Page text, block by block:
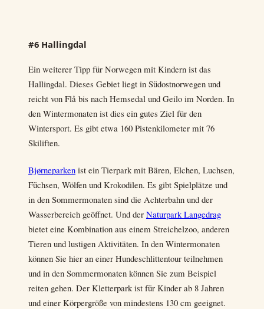
#6 Hallingdal
Ein weiterer Tipp für Norwegen mit Kindern ist das
Hallingdal. Dieses Gebiet liegt in Südostnorwegen und
reicht von Flå bis nach Hemsedal und Geilo im Norden. In
den Wintermonaten ist dies ein gutes Ziel für den
Wintersport. Es gibt etwa 160 Pistenkilometer mit 76
Skiliften.
Bjørneparken ist ein Tierpark mit Bären, Elchen, Luchsen,
Füchsen, Wölfen und Krokodilen. Es gibt Spielplätze und
in den Sommermonaten sind die Achterbahn und der
Wasserbereich geöffnet. Und der Naturpark Langedrag
bietet eine Kombination aus einem Streichelzoo, anderen
Tieren und lustigen Aktivitäten. In den Wintermonaten
können Sie hier an einer Hundeschlittentour teilnehmen
und in den Sommermonaten können Sie zum Beispiel
reiten gehen. Der Kletterpark ist für Kinder ab 8 Jahren
und einer Körpergröße von mindestens 130 cm geeignet.